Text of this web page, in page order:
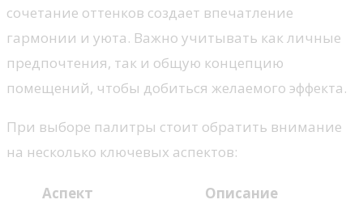
сочетание оттенков создает впечатление
гармонии и уюта. Важно учитывать как личные
предпочтения, так и общую концепцию
помещений, чтобы добиться желаемого эффекта.
При выборе палитры стоит обратить внимание
на несколько ключевых аспектов:
Аспект Описание